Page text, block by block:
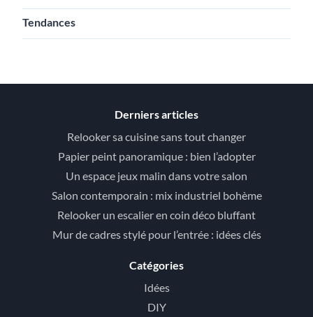
Tendances
Derniers articles
Relooker sa cuisine sans tout changer
Papier peint panoramique : bien l’adopter
Un espace jeux malin dans votre salon
Salon contemporain : mix industriel bohème
Relooker un escalier en coin déco bluffant
Mur de cadres stylé pour l’entrée : idées clés
Catégories
Idées
DIY